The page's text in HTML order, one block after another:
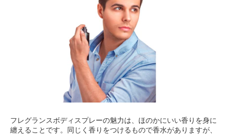
フレグランスボディスプレーの魅力は、ほのかにいい香りを身に
纏えることです。同じく香りをつけるもので香水がありますが、